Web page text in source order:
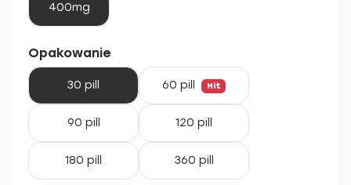
400mg
Opakowanie
30 pill 60 pill Hit
90 pill 120 pill
180 pill 360 pill